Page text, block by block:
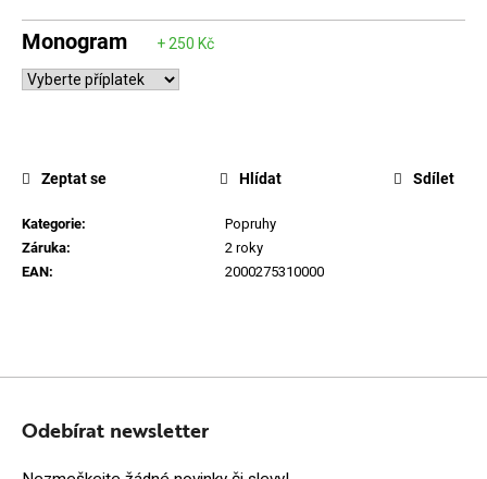
Monogram
Kategorie:
Popruhy
Záruka:
2 roky
EAN: 2000275310000
Zeptat se Hlídat Sdílet
D
o
p
u
č
u
j
e
Z
Odebírat newsletter